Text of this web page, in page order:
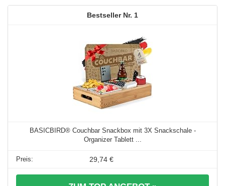
1
BASICBIRD® Couchbar Snackbox mit 3X Snackschale -
Organizer Tablett ...
29,74 €